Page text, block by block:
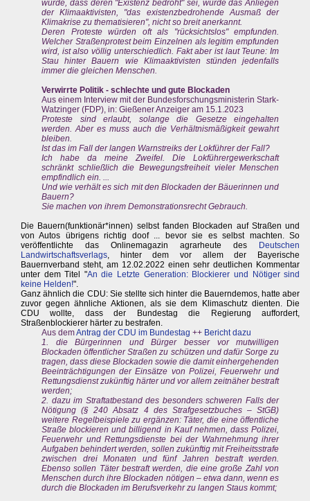
würde, dass deren "Existenz bedroht" sei, würde das Anliegen
der Klimaaktivisten, "das existenzbedrohende Ausmaß der
Klimakrise zu thematisieren", nicht so breit anerkannt.
Deren Proteste würden oft als "rücksichtslos" empfunden.
Welcher Straßenprotest beim Einzelnen als legitim empfunden
wird, ist also völlig unterschiedlich. Fakt aber ist laut Teune: Im
Stau hinter Bauern wie Klimaaktivisten stünden jedenfalls
immer die gleichen Menschen.
Verwirrte Politik - schlechte und gute Blockaden
Aus einem Interview mit der Bundesforschungsministerin Stark-
Watzinger (FDP), in: Gießener Anzeiger am 15.1.2023
Proteste sind erlaubt, solange die Gesetze eingehalten
werden. Aber es muss auch die Verhältnismäßigkeit gewahrt
bleiben.
Ist das im Fall der langen Warnstreiks der Lokführer der Fall?
Ich habe da meine Zweifel. Die Lokführergewerkschaft
schränkt schließlich die Bewegungsfreiheit vieler Menschen
empfindlich ein. ...
Und wie verhält es sich mit den Blockaden der Bäuerinnen und
Bauern?
Sie machen von ihrem Demonstrationsrecht Gebrauch.
Die Bauern(funktionär*innen) selbst fanden Blockaden auf Straßen und
von Autos übrigens richtig doof ... bevor sie es selbst machten. So
veröffentlichte das Onlinemagazin agrarheute des Deutschen
Landwirtschaftsverlags, hinter dem vor allem der Bayerische
Bauernverband steht, am 12.02.2022 einen sehr deutlichen Kommentar
unter dem Titel "An die Letzte Generation: Blockierer und Nötiger sind
keine Helden!".
Ganz ähnlich die CDU: Sie stellte sich hinter die Bauerndemos, hatte aber
zuvor gegen ähnliche Aktionen, als sie dem Klimaschutz dienten. Die
CDU wollte, dass der Bundestag die Regierung auffordert,
Straßenblockierer härter zu bestrafen.
Aus demAntrag der CDU im Bundestag ++ Bericht dazu
1. die Bürgerinnen und Bürger besser vor mutwilligen
Blockaden öffentlicher Straßen zu schützen und dafür Sorge zu
tragen, dass diese Blockaden sowie die damit einhergehenden
Beeinträchtigungen der Einsätze von Polizei, Feuerwehr und
Rettungsdienst zukünftig härter und vor allem zeitnäher bestraft
werden;
2. dazu im Straftatbestand des besonders schweren Falls der
Nötigung (§ 240 Absatz 4 des Strafgesetzbuches – StGB)
weitere Regelbeispiele zu ergänzen: Täter, die eine öffentliche
Straße blockieren und billigend in Kauf nehmen, dass Polizei,
Feuerwehr und Rettungsdienste bei der Wahrnehmung ihrer
Aufgaben behindert werden, sollen zukünftig mit Freiheitsstrafe
zwischen drei Monaten und fünf Jahren bestraft werden.
Ebenso sollen Täter bestraft werden, die eine große Zahl von
Menschen durch ihre Blockaden nötigen – etwa dann, wenn es
durch die Blockaden im Berufsverkehr zu langen Staus kommt;